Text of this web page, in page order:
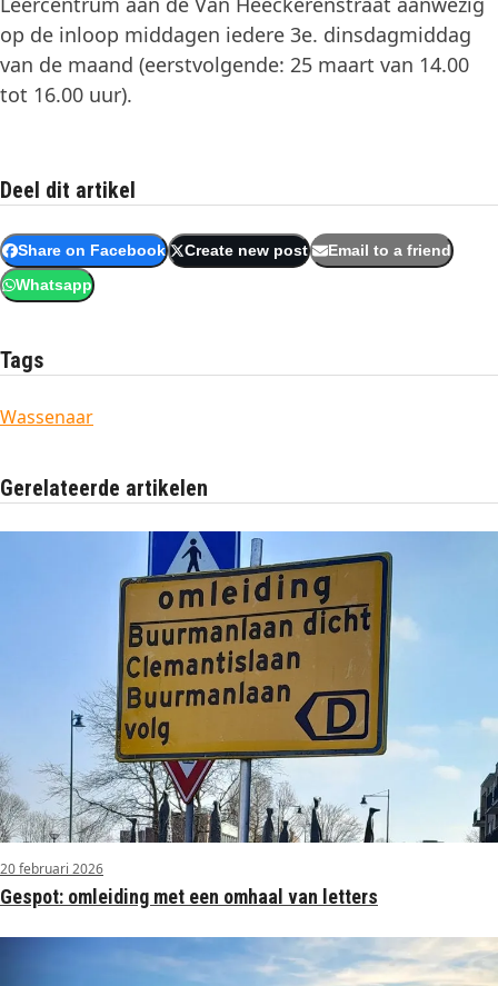
op de inloop middagen iedere 3e. dinsdagmiddag
van de maand (eerstvolgende: 25 maart van 14.00
tot 16.00 uur).
Deel dit artikel
Share on Facebook Create new post Email to a friend
Whatsapp
Tags
Wassenaar
Gerelateerde artikelen
20 februari 2026
Gespot: omleiding met een omhaal van letters